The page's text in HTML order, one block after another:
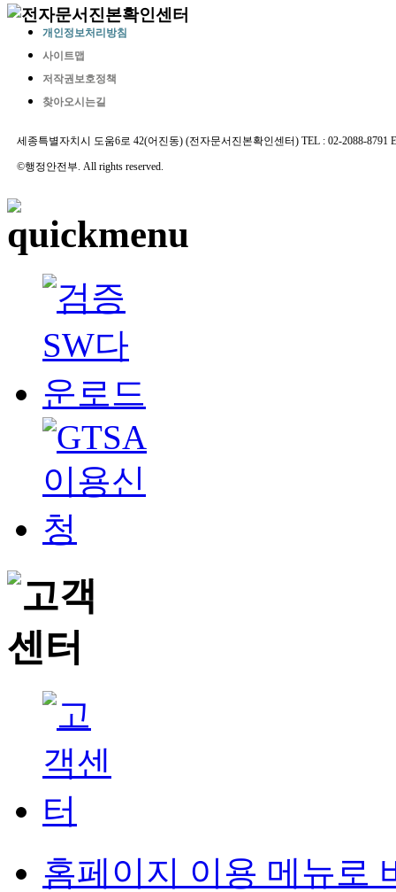
개인정보처리방침
사이트맵
저작권보호정책
찾아오시는길
세종특별자치시 도움6로 42(어진동) (전자문서진본확인센터) TEL : 02-2088-8791
©행정안전부. All rights reserved.
홈페이지 이용 메뉴로